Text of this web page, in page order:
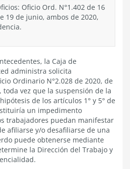
Oficio Ord. N°1.402 de 16
19 de junio, ambos de 2020,
la Caja de
administra solicita
Ordinario N°2.028 de 2020, de
vez que la suspensión de la
de los artículos 1° y 5° de
un impedimento
trabajadores puedan manifestar
afiliarse y/o desafiliarse de una
puede obtenerse mediante
la Dirección del Trabajo y